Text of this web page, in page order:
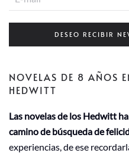
DESEO RECIBIR
NOVELAS DE 8 AÑOS
HEDWITT
Las novelas de los Hedwitt
camino de búsqueda de
experiencias, de ese